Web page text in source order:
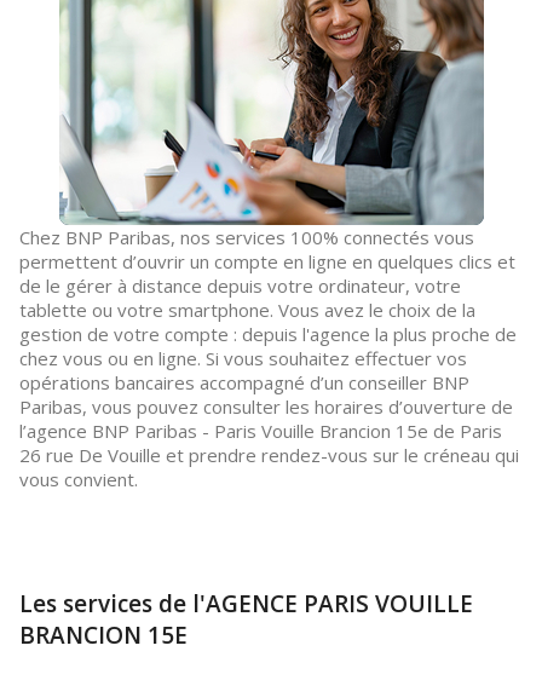
Chez BNP Paribas, nos services 100% connectés vous
permettent d’ouvrir un compte en ligne en quelques clics et
de le gérer à distance depuis votre ordinateur, votre
tablette ou votre smartphone. Vous avez le choix de la
gestion de votre compte : depuis l'agence la plus proche de
chez vous ou en ligne. Si vous souhaitez effectuer vos
opérations bancaires accompagné d’un conseiller BNP
Paribas, vous pouvez consulter les horaires d’ouverture de
l’agence BNP Paribas - Paris Vouille Brancion 15e de Paris
26 rue De Vouille et prendre rendez-vous sur le créneau qui
vous convient.
Les services de l'AGENCE PARIS VOUILLE
BRANCION 15E